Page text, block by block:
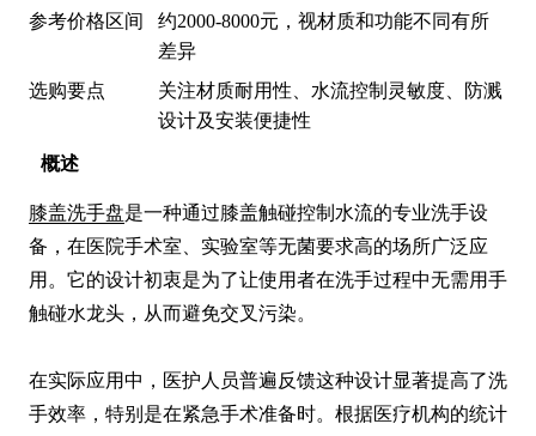
概述
膝盖洗手盘是一种通过膝盖触碰控制水流的专业洗手设
备，在医院手术室、实验室等无菌要求高的场所广泛应
用。它的设计初衷是为了让使用者在洗手过程中无需用手
触碰水龙头，从而避免交叉污染。
在实际应用中，医护人员普遍反馈这种设计显著提高了洗
手效率，特别是在紧急手术准备时。根据医疗机构的统计
参考价格区间
约2000-8000元，视材质和功能不同有所
差异
选购要点
关注材质耐用性、水流控制灵敏度、防溅
设计及安装便捷性